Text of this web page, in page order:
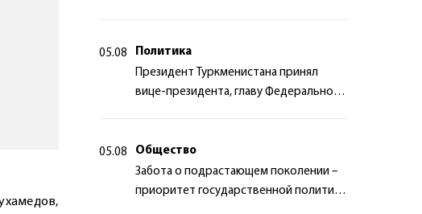
05.08
Политика
Президент Туркменистана принял
вице-президента, главу Федерального
05.08
Общество
Забота о подрастающем поколении –
приоритет государственной политики